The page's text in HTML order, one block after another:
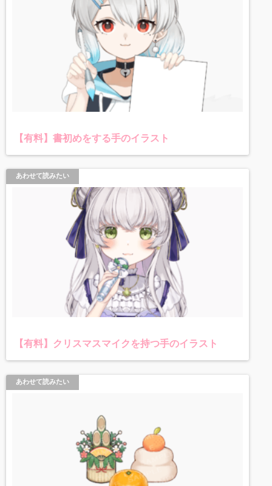
【有料】書初めをする手のイラスト
あわせて読みたい
【有料】クリスマスマイクを持つ手のイラスト
あわせて読みたい